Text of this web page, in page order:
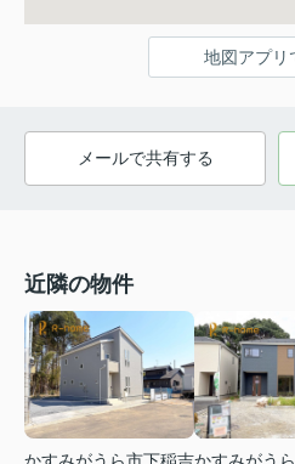
地図アプリ
メールで共有する
近隣の物件